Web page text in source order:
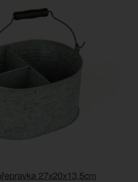
27x20x13,5cm